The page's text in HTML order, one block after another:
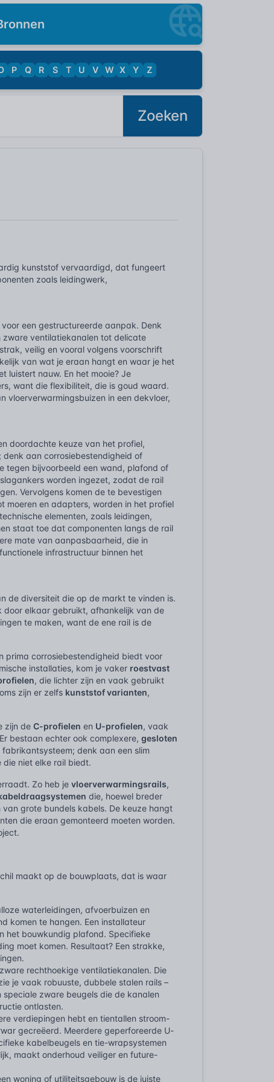
P Q R S T U V W X Y Z
Zoeken
kunststof vervaardigd, dat fungeert
zoals leidingwerk,
een gestructureerde aanpak. Denk
zware ventilatiekanalen tot delicate
veilig en vooral volgens voorschrift
van wat je eraan hangt en waar je het
luistert nauw. En het mooie? Je
want die flexibiliteit, die is goud waard.
vloerverwarmingsbuizen in een dekvloer,
doordachte keuze van het profiel,
aan corrosiebestendigheid of
tegen bijvoorbeeld een wand, plafond of
worden ingezet, zodat de rail
Vervolgens komen de te bevestigen
moeren en adapters, worden in het profiel
elementen, zoals leidingen,
staat toe dat componenten langs de rail
mate van aanpasbaarheid, die in
infrastructuur binnen het
de diversiteit die op de markt te vinden is.
elkaar gebruikt, afhankelijk van de
te maken, want de ene rail is de
prima corrosiebestendigheid biedt voor
installaties, kom je vaker roestvast
, die lichter zijn en vaak gebruikt
zijn er zelfs kunststof varianten,
zijn deC-profielen en U-profielen, vaak
bestaan echter ook complexere,gesloten
denk aan een slim
niet elke rail biedt.
Zo heb jevloerverwarmingsrails,
die, hoewel breder
grote bundels kabels. De keuze hangt
die eraan gemonteerd moeten worden.
maakt op de bouwplaats, dat is waar
waterleidingen, afvoerbuizen en
komen te hangen. Een installateur
het bouwkundig plafond. Specifieke
moet komen. Resultaat? Een strakke,
rechthoekige ventilatiekanalen. Die
je vaak robuuste, dubbele stalen rails –
zware beugels die de kanalen
ontlasten.
verdiepingen hebt en tientallen stroom-
gecreëerd. Meerdere geperforeerde U-
kabelbeugels en tie-wrapsystemen
maakt onderhoud veiliger en future-
woning of utiliteitsgebouw is de juiste